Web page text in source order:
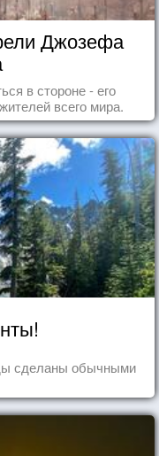
Джозефа
в стороне - его
всего мира.
сделаны обычными